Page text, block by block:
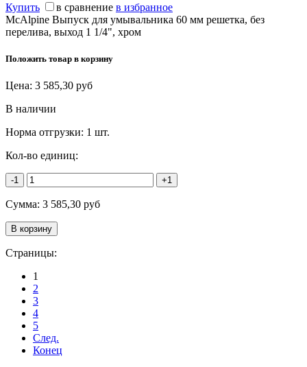
Купить в сравнение в избранное
McAlpine Выпуск для умывальника 60 мм решетка, без
перелива, выход 1 1/4", хром
Положить товар в корзину
Цена: 3 585,30 руб
В наличии
Норма отгрузки: 1 шт.
Кол-во единиц:
-1 +1
Сумма: 3 585,30 руб
Страницы:
1
2
3
4
5
След.
Конец